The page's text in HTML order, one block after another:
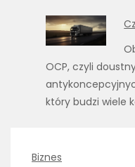
OCP, czyli
który budzi wiele
Biznes